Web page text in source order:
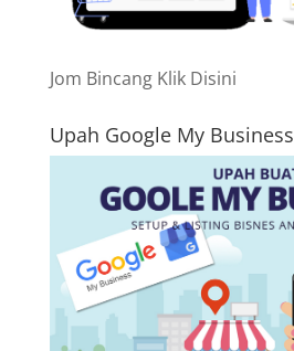
Jom Bincang Klik Disini
Upah Google My Business